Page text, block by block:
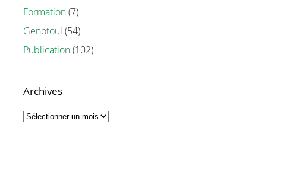
Formation(7)
Genotoul (54)
Publication(102)
Archives
Archives